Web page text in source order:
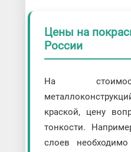
Цены на
России
На
краской, цену
тонкости.
слоев